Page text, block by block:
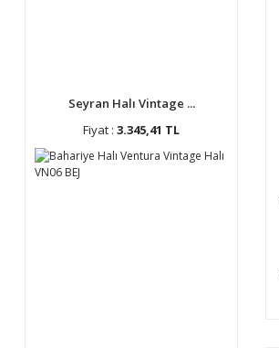
Seyran Halı Vintage ...
Fiyat : 3.345,41 TL